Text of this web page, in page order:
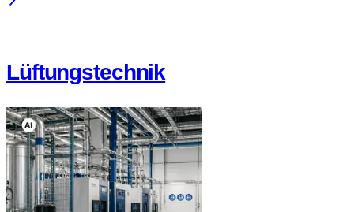
Lüftungstechnik